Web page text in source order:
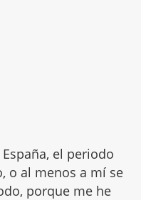
el periodo
o al menos a mí se
porque me he